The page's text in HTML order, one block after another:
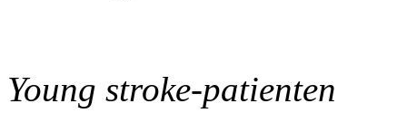
Young stroke-patienten